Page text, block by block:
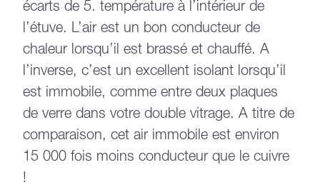
écarts de 5. température à l’intérieur de
l’étuve. L’air est un bon conducteur de
chaleur lorsqu’il est brassé et chauffé. A
l’inverse, c’est un excellent isolant lorsqu’il
est immobile, comme entre deux plaques
de verre dans votre double vitrage. A titre de
comparaison, cet air immobile est environ
15 000 fois moins conducteur que le cuivre
!